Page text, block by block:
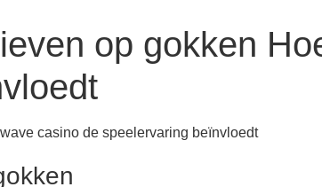
op gokken
casino de speelervaring beïnvloedt